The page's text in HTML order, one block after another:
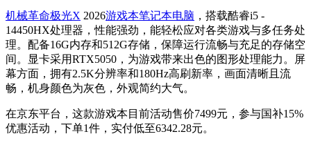
机械革命极光X 2026游戏本笔记本电脑 ，搭载酷睿i5 -
14450HX处理器，性能强劲，能轻松应对各类游戏与多任务处
理。配备16G内存和512G存储，保障运行流畅与充足的存储空
间。显卡采用RTX5050，为游戏带来出色的图形处理能力。屏
幕方面，拥有2.5K分辨率和180Hz高刷新率，画面清晰且流
畅，机身颜色为灰色，外观简约大气。
在京东平台，这款游戏本目前活动售价7499元，参与国补15%
优惠活动，下单1件，实付低至6342.28元。